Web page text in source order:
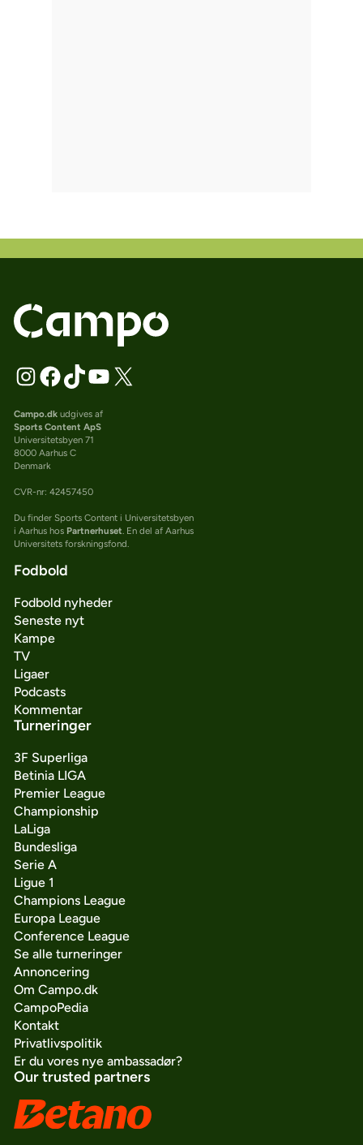
Campo.dkudgives af
Sports Content ApS
Universitetsbyen 71
8000 Aarhus C
Denmark
CVR-nr: 42457450
Du finder Sports Content i Universitetsbyen
i Aarhus hos Partnerhuset . En del af Aarhus
Universitets forskningsfond.
Fodbold
Fodbold nyheder
Seneste nyt
Kampe
TV
Ligaer
Podcasts
Kommentar
Turneringer
3F Superliga
Betinia LIGA
Premier League
Championship
LaLiga
Bundesliga
Serie A
Ligue 1
Champions League
Europa League
Conference League
Se alle turneringer
Annoncering
Om Campo.dk
CampoPedia
Kontakt
Privatlivspolitik
Er du vores nye ambassadør?
Our trusted partners